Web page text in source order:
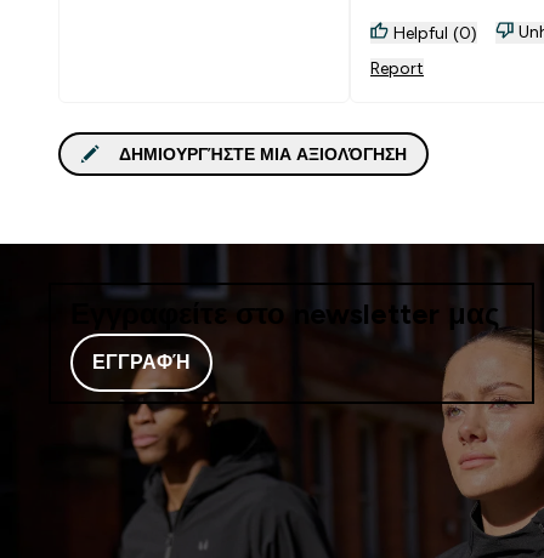
Helpful (0)
Report
ΔΗΜΙΟΥΡΓΉΣΤΕ ΜΙΑ ΑΞΙΟΛΌΓΗΣΗ
Εγγραφείτε στο newsletter μας
ΕΓΓΡΑΦΉ